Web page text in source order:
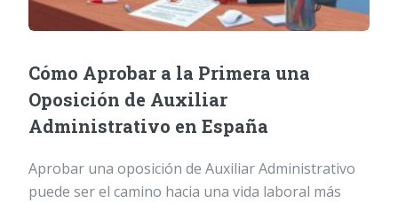
Cómo Aprobar a la Primera una
Oposición de Auxiliar
Administrativo en España
Aprobar una oposición de Auxiliar Administrativo
puede ser el camino hacia una vida laboral más